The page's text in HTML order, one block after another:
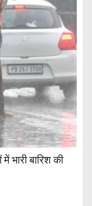
भारी बारिश की